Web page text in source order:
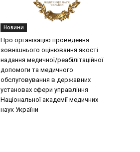
Новини
Про організацію проведення
зовнішнього оцінювання якості
надання медичної/реабілітаційної
допомоги та медичного
обслуговування в державних
установах сфери управління
Національної академії медичних
наук України